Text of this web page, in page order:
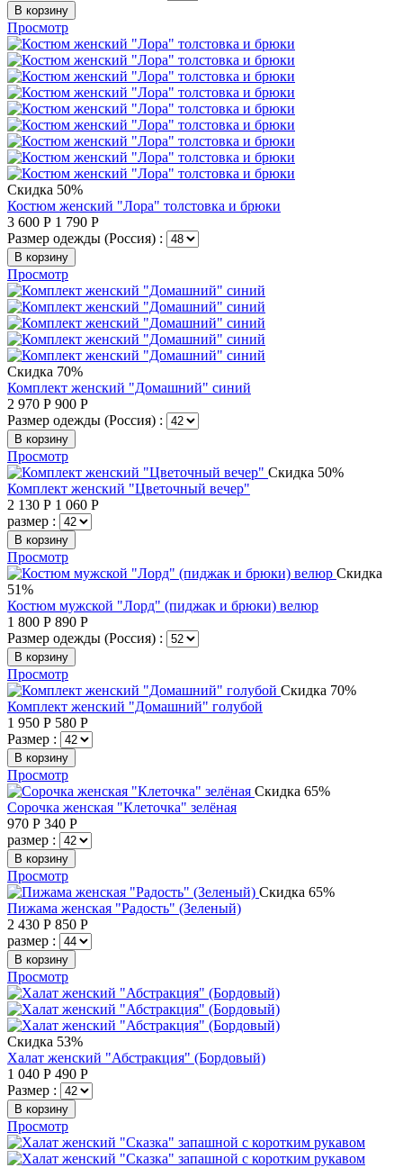
В корзину
Просмотр
Скидка 50%
Костюм женский "Лора" толстовка и брюки
3 600 Р 1 790 Р
Размер одежды (Россия) :
В корзину
Просмотр
Скидка 70%
Комплект женский "Домашний" синий
2 970 Р 900 Р
Размер одежды (Россия) :
В корзину
Просмотр
Скидка 50%
Комплект женский "Цветочный вечер"
2 130 Р 1 060 Р
размер :
В корзину
Просмотр
Скидка
51%
Костюм мужской "Лорд" (пиджак и брюки) велюр
1 800 Р 890 Р
Размер одежды (Россия) :
В корзину
Просмотр
Скидка 70%
Комплект женский "Домашний" голубой
1 950 Р 580 Р
Размер :
В корзину
Просмотр
Скидка 65%
Сорочка женская "Клеточка" зелёная
970 Р 340 Р
размер :
В корзину
Просмотр
Скидка 65%
Пижама женская "Радость" (Зеленый)
2 430 Р 850 Р
размер :
В корзину
Просмотр
Скидка 53%
Халат женский "Абстракция" (Бордовый)
1 040 Р 490 Р
Размер :
В корзину
Просмотр